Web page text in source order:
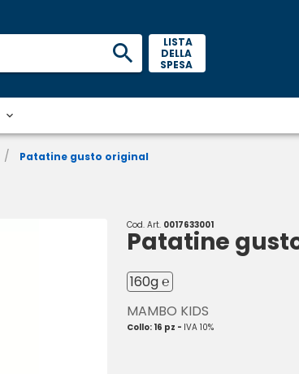
LISTA
DELLA
SPESA
/ Patatine gusto original
Cod. Art. 0017633001
Patatine
160g ℮
MAMBO KIDS
Collo: 16 pz - IVA 10%